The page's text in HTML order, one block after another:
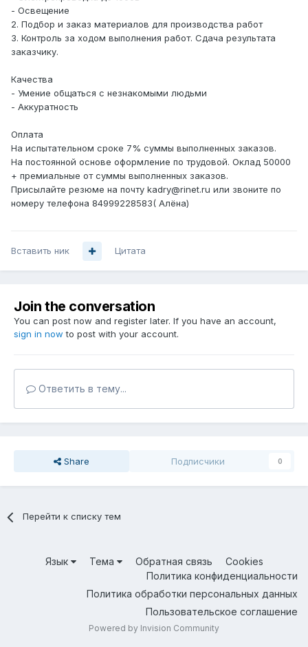
- Освещение
2. Подбор и заказ материалов для производства работ
3. Контроль за ходом выполнения работ. Сдача результата
заказчику.
Качества
- Умение общаться с незнакомыми людьми
- Аккуратность
Оплата
На испытательном сроке 7% суммы выполненных заказов.
На постоянной основе оформление по трудовой. Оклад 50000
+ премиальные от суммы выполненных заказов.
Присылайте резюме на почту kadry@rinet.ru или звоните по
номеру телефона 84999228583( Алёна)
Вставить ник Цитата
Join the conversation
You can post now and register later. If you have an account,
sign in now to post with your account.
Ответить в тему...
Share Подписчики 0
Перейти к списку тем
Язык Тема Обратная связь
Cookies
Политика конфиденциальности
Политика обработки персональных данных
Пользовательское соглашение
Powered by Invision Community